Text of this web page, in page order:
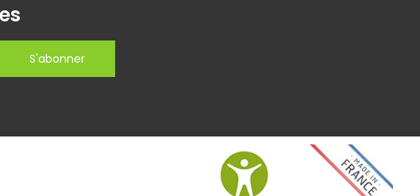
S'abonner